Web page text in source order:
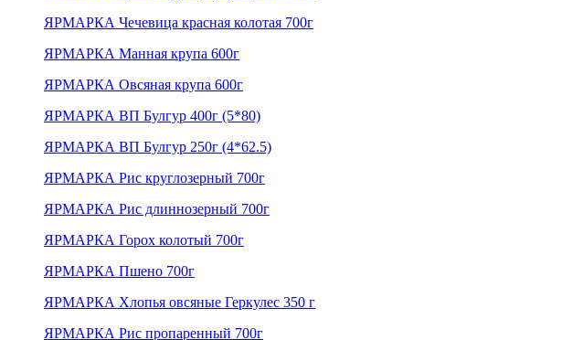
ЯРМАРКА Чечевица красная колотая 700г
ЯРМАРКА Манная крупа 600г
ЯРМАРКА Овсяная крупа 600г
ЯРМАРКА ВП Булгур 400г (5*80)
ЯРМАРКА ВП Булгур 250г (4*62.5)
ЯРМАРКА Рис круглозерный 700г
ЯРМАРКА Рис длиннозерный 700г
ЯРМАРКА Горох колотый 700г
ЯРМАРКА Пшено 700г
ЯРМАРКА Хлопья овсяные Геркулес 350 г
ЯРМАРКА Рис пропаренный 700г